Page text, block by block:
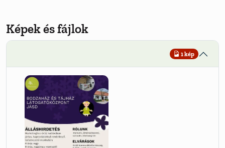
Képek és fájlok
1 kép